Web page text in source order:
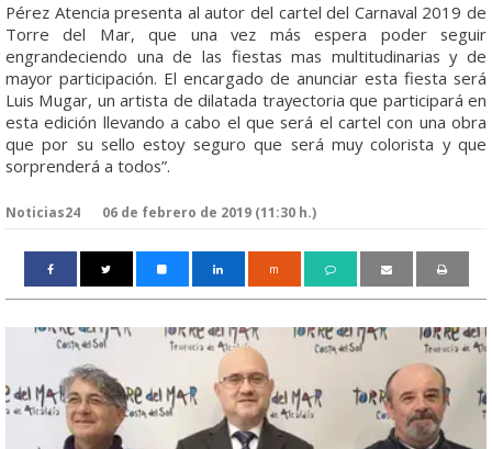
Pérez Atencia presenta al autor del cartel del Carnaval 2019 de
Torre del Mar, que una vez más espera poder seguir
engrandeciendo una de las fiestas mas multitudinarias y de
mayor participación. El encargado de anunciar esta fiesta será
Luis Mugar, un artista de dilatada trayectoria que participará en
esta edición llevando a cabo el que será el cartel con una obra
que por su sello estoy seguro que será muy colorista y que
sorprenderá a todos”.
Noticias24 06 de febrero de 2019 (11:30 h.)
m